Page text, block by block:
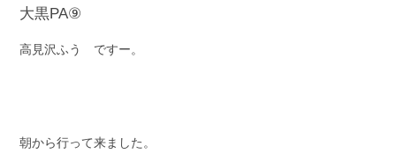
スタッフ紹介
特別作業
大黒PA⑨
高見沢ふう ですー。
朝から行って来ました。